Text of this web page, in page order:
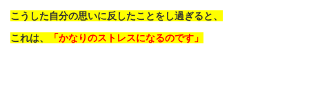
こうした自分の思いに反したことをし過ぎると、
これは、
「かなりのストレスになるのです」